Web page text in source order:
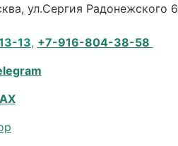
ул.Сергия Радонежского 6
13, +7-916-804-38-58